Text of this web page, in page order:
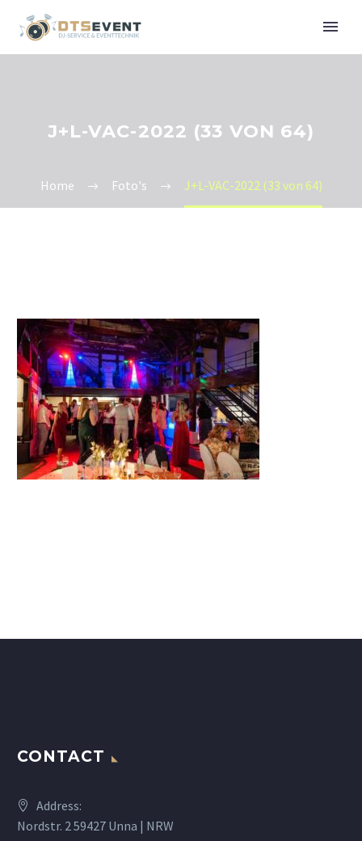
J+L-VAC-2022 (33 VON 64)
Home Foto's J+L-VAC-2022 (33 von 64)
CONTACT
Address:
Nordstr. 2 59427 Unna | NRW